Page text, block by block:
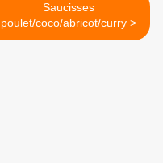
Saucisses
poulet/coco/abricot/curry >